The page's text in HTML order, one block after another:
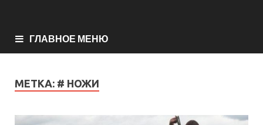
ГЛАВНОЕ МЕНЮ
МЕТКА: # НОЖИ